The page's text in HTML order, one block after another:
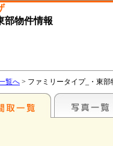
部物件情報
覧へ > ファミリータイプ_・東部